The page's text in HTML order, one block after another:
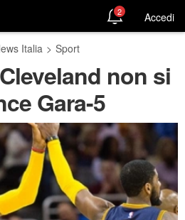
2 Accedi
Italia > Sport
non si
Gara-5